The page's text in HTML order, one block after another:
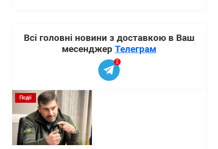
Всі головні новини з доставкою в Ваш
месенджер Телеграм
2
Події